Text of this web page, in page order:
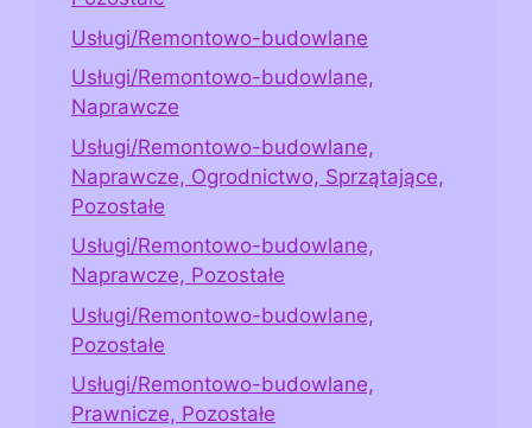
Usługi/Remontowo-budowlane
Usługi/Remontowo-budowlane,
Naprawcze
Usługi/Remontowo-budowlane,
Naprawcze, Ogrodnictwo, Sprzątające,
Pozostałe
Usługi/Remontowo-budowlane,
Naprawcze, Pozostałe
Usługi/Remontowo-budowlane,
Pozostałe
Usługi/Remontowo-budowlane,
Prawnicze, Pozostałe